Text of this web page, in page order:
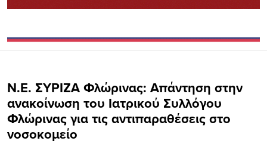
Ν.Ε. ΣΥΡΙΖΑ Φλώρινας: Απάντηση στην
ανακοίνωση του Ιατρικού Συλλόγου
Φλώρινας για τις αντιπαραθέσεις στο
νοσοκομείο